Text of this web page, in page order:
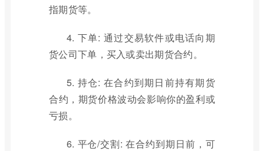
指期货等。
4. 下单: 通过交易软件或电话向期
货公司下单，买入或卖出期货合约。
5. 持仓: 在合约到期日前持有期货
合约，期货价格波动会影响你的盈利或
亏损。
6. 平仓/交割: 在合约到期日前，可